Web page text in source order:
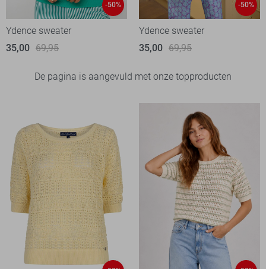
-50%
Ydence sweater
35,00 69,95
-50%
Ydence sweater
35,00 69,95
De pagina is aangevuld met onze topproducten